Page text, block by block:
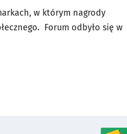
w którym nagrody
Forum odbyło się w